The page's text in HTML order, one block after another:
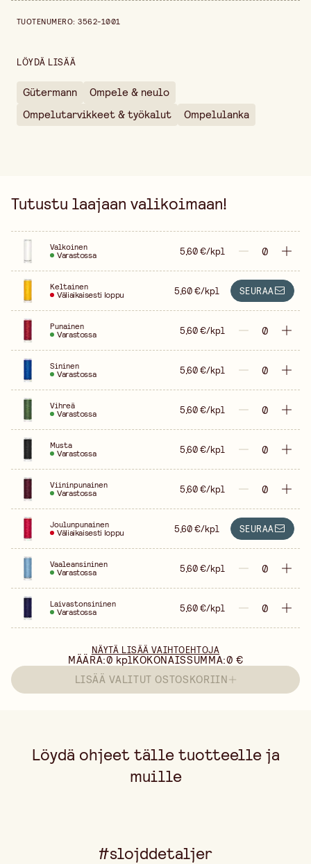
Myyntiyksikkö
Korkeus
TUOTENUMERO:3562-1001
LÖYDÄ LISÄÄ
Gütermann
Ompele & neulo
Ompelutarvikkeet & työkalut
Ompelulanka
Tutustu laajaan valikoimaan!
Valkoinen
Varastossa 5,60 €/kpl
Keltainen
Väliaikaisesti loppu 5,60 €/kpl SEURAA
Punainen
Varastossa 5,60 €/kpl
Sininen
Varastossa 5,60 €/kpl
Vihreä
Varastossa 5,60 €/kpl
Musta
Varastossa 5,60 €/kpl
Viininpunainen
Varastossa 5,60 €/kpl
Joulunpunainen
Väliaikaisesti loppu 5,60 €/kpl SEURAA
Vaaleansininen
Varastossa 5,60 €/kpl
Laivastonsininen
Varastossa 5,60 €/kpl
NÄYTÄ LISÄÄ VAIHTOEHTOJA
MÄÄRÄ:0 kplKOKONAISSUMMA:0 €
LISÄÄ VALITUT OSTOSKORIIN
Löydä ohjeet tälle tuotteelle ja
muille
#slojddetaljer